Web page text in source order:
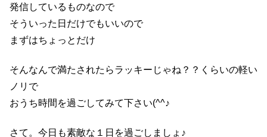
発信しているものなので
そういった日だけでもいいので
まずはちょっとだけ
そんなんで満たされたらラッキーじゃね？？くらいの軽い
ノリで
おうち時間を過ごしてみて下さい(^^♪
さて。今日も素敵な１日を過ごしましょ♪